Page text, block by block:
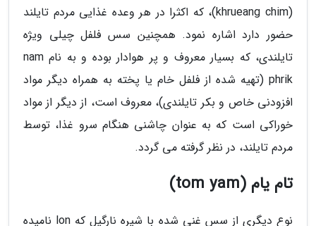
(khrueang chim)، که اکثرا در هر وعده غذایی مردم تایلند
حضور دارد اشاره نمود. همچنین سس فلفل چیلی ویژه
تایلندی، که بسیار معروف و پر هوادار بوده و به نام nam
phrik (تهیه شده از فلفل خام یا پخته به همراه دیگر مواد
افزودنی خاص و بکر تایلندی)، معروف است، از دیگر از مواد
خوراکی است که به عنوان چاشنی هنگام سرو غذا، توسط
مردم تایلند، در نظر گرفته می گردد.
تام یام (tom yam)
نوع دیگری از سس غنی شده با شیره نارگیل که lon نامیده